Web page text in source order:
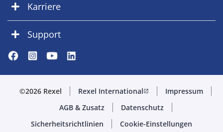
Karriere
Support
©2026 Rexel Rexel Internationalopen_in_new
Impressum
AGB & Zusatz
Datenschutz
Sicherheitsrichtlinien
Cookie-Einstellungen